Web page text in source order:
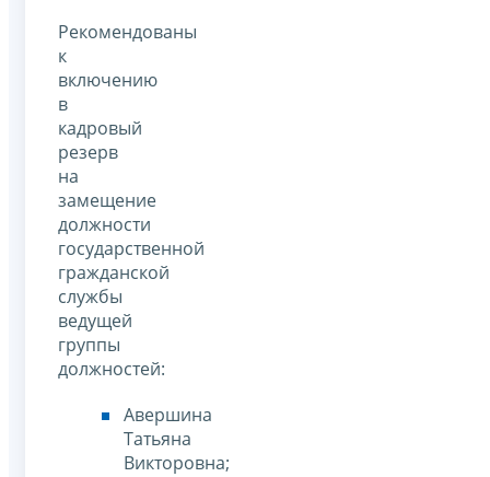
Рекомендованы
к
включению
в
кадровый
резерв
на
замещение
должности
государственной
гражданской
службы
ведущей
группы
должностей:
Авершина
Татьяна
Викторовна;